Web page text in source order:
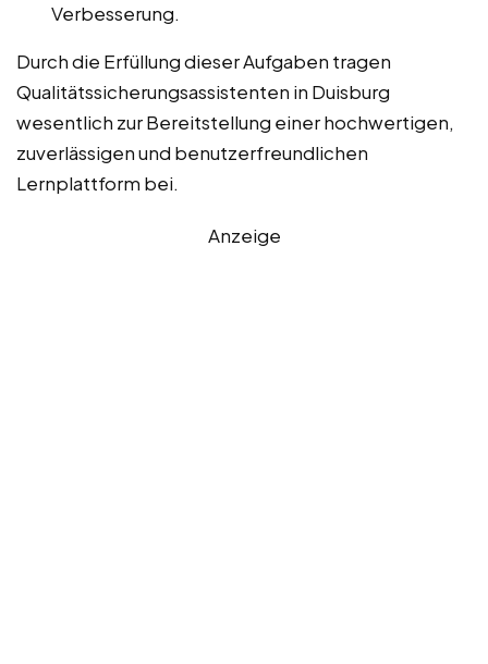
Verbesserung.
Durch die Erfüllung dieser Aufgaben tragen
Qualitätssicherungsassistenten in Duisburg
wesentlich zur Bereitstellung einer hochwertigen,
zuverlässigen und benutzerfreundlichen
Lernplattform bei.
Anzeige